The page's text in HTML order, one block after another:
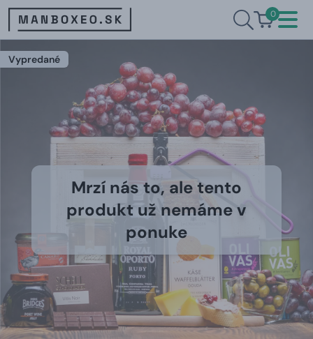
0
Vypredané
Mrzí nás to, ale tento
produkt už nemáme v
ponuke